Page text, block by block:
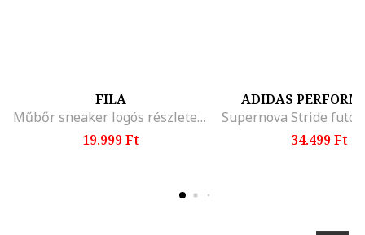
FILA
Műbőr sneaker logós részletekkel, Fekete/Sötétszürke
19.999 Ft
ADIDAS
34.499 Ft